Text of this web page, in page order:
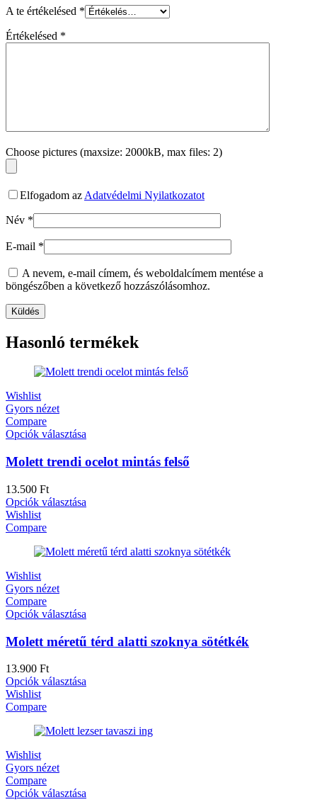
A te értékelésed *
Értékelésed *
Choose pictures (maxsize: 2000kB, max files: 2)
Elfogadom az Adatvédelmi Nyilatkozatot
Név *
E-mail *
A nevem, e-mail címem, és weboldalcímem mentése a
böngészőben a következő hozzászólásomhoz.
Hasonló termékek
Wishlist
Gyors nézet
Compare
Opciók választása
Molett trendi ocelot mintás felső
13.500 Ft
Opciók választása
Wishlist
Compare
Wishlist
Gyors nézet
Compare
Opciók választása
Molett méretű térd alatti szoknya sötétkék
13.900 Ft
Opciók választása
Wishlist
Compare
Wishlist
Gyors nézet
Compare
Opciók választása